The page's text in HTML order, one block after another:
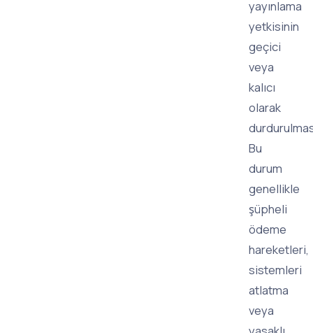
yayınlama
yetkisinin
geçici
veya
kalıcı
olarak
Bu
durum
genellikle
şüpheli
ödeme
hareketleri,
sistemleri
atlatma
veya